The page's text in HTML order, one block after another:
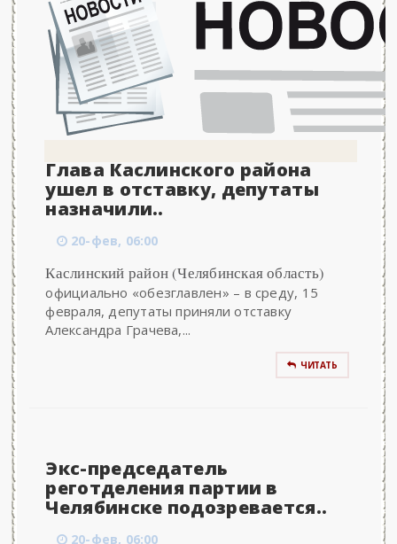
Глава Каслинского района
ушел в отставку, депутаты
назначили..
20-фев, 06:00
Каслинский район (Челябинская область)
официально «обезглавлен» – в среду, 15
февраля, депутаты приняли отставку
Александра Грачева,...
ЧИТАТЬ
Экс-председатель
реготделения партии в
Челябинске подозревается..
20-фев, 06:00